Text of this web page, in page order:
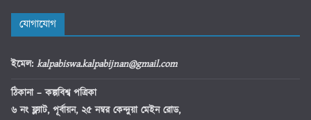
যোগাযোগ
ইমেল: kalpabiswa.kalpabijnan@gmail.com
ঠিকানা– কল্পবিশ্ব পত্রিকা
৬ নং ফ্ল্যাট, পূর্বায়ন, ২৫ নম্বর কেন্দুয়া মেইন রোড,